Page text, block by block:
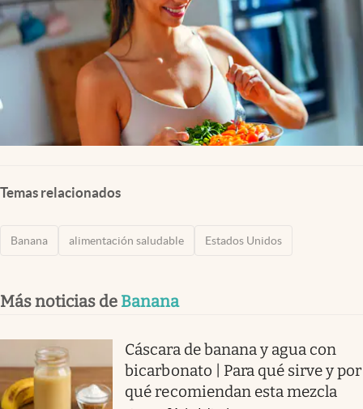
Temas relacionados
Banana alimentación saludable Estados Unidos
Más noticias de Banana
Cáscara de banana y agua con
bicarbonato | Para qué sirve y por
qué recomiendan esta mezcla